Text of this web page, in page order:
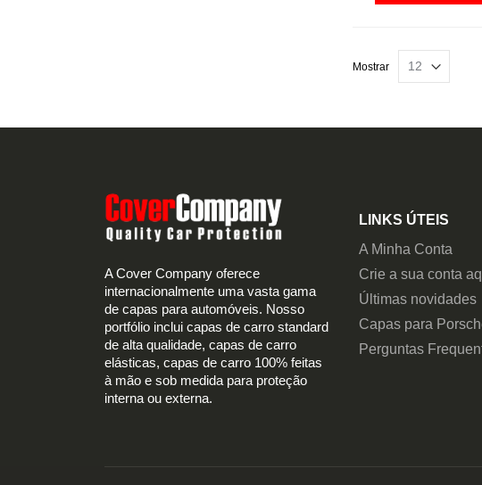
Mostrar
A Cover Company oferece
internacionalmente uma vasta gama
de capas para automóveis. Nosso
portfólio inclui capas de carro standard
de alta qualidade, capas de carro
elásticas, capas de carro 100% feitas
à mão e sob medida para proteção
interna ou externa.
LINKS ÚTEIS
A Minha Conta
Crie a sua conta
Últimas novidades
Capas para
Perguntas